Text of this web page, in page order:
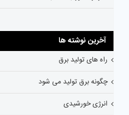
آخرین نوشته ها
راه های تولید برق
چگونه برق تولید می شود
انرژی خورشیدی